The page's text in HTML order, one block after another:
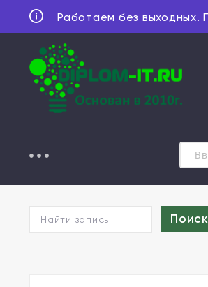
Работаем без выходных.